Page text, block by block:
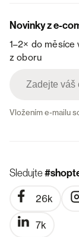
Novinky z e-
1–2× do měsíce
z oboru
Vložením e-mailu
Sledujte
26k
7k